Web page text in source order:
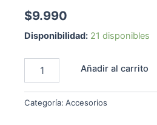
$9.990
Disponibilidad: 21 disponibles
Set
Pujadores
96mm
y
Discos
Air
Añadir al carrito
Categoría: Accesorios